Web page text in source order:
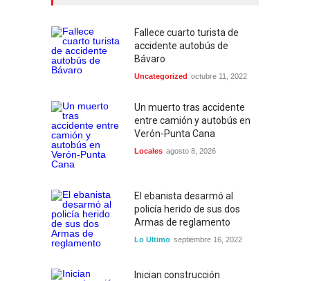
Fallece cuarto turista de
accidente autobús de
Bávaro
Uncategorized octubre 11, 2022
Un muerto tras accidente
entre camión y autobús en
Verón-Punta Cana
Locales agosto 8, 2026
El ebanista desarmó al
policía herido de sus dos
Armas de reglamento
Lo Ultimo septiembre 16, 2022
Inician construcción